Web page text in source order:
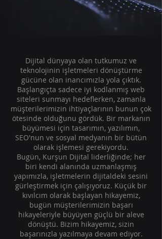
Dijital dünyaya olan tutkumuz ve
teknolojinin işletmeleri dönüştürme
gücüne olan inancımızla yola çıktık.
Başlangıçta sadece iyi kodlanmış web
siteleri sunmayı hedeflerken, zamanla
müşterilerimizin ihtiyaçlarının bunun çok
ötesinde olduğunu gördük. Bir markanın
büyümesi için tasarımın, yazılımın,
SEO'nun ve sosyal medyanın bir bütün
olarak işlemesi gerekiyordu.
Bugün, Kurşun Dijital liderliğinde; her
biri kendi alanında uzmanlaşmış
yapımızla, işletmelerin dijitaldeki sesini
gürleştirmek için çalışıyoruz. Küçük bir
kıvılcım olarak başlayan hikayemiz,
bugün müşterilerimizin başarı
hikayeleriyle büyüyen güçlü bir aleve
dönüştü. Bizim hikayemiz, sizin
başarınızla yazılmaya devam ediyor.